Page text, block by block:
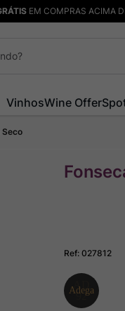
EM COMPRAS ACIMA
VinhosWine Offer
Seco
Ref:027812